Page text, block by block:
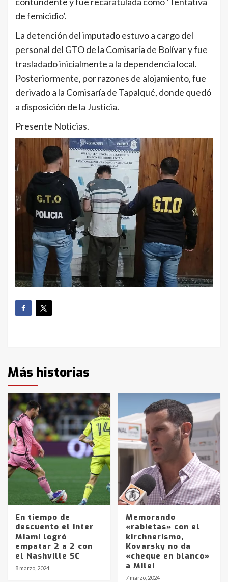
de femicidio’.
La detención del imputado estuvo a cargo del
personal del GTO de la Comisaría de Bolívar y fue
trasladado inicialmente a la dependencia local.
Posteriormente, por razones de alojamiento, fue
derivado a la Comisaría de Tapalqué, donde quedó
a disposición de la Justicia.
Presente Noticias.
Más historias
En tiempo de
descuento el Inter
Miami logró
empatar 2 a 2 con
el Nashville SC
8 marzo, 2024
Memorando
«rabietas» con el
kirchnerismo,
Kovarsky no da
«cheque en blanco»
a Milei
7 marzo, 2024